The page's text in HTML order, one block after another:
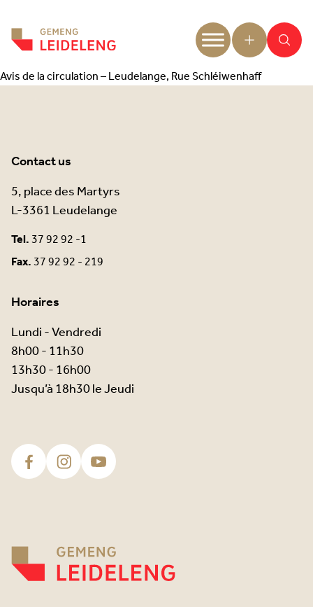
Avis de la circulation – Leudelange, Rue Schléiwenhaff
Contact us
5, place des Martyrs
L-3361 Leudelange
Tel.37 92 92 -1
Fax.37 92 92 - 219
Horaires
Lundi - Vendredi
8h00 - 11h30
13h30 - 16h00
Jusqu’à 18h30 le Jeudi